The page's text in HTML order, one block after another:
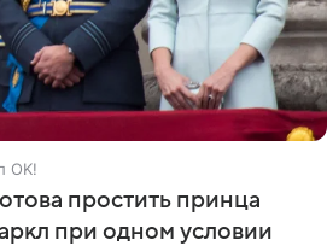
OK!
простить принца
при одном условии